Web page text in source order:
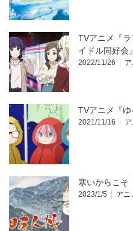
TVアニメ『
イドル同好会
2022/11/26
TVアニメ『
2021/11/16
寒いからこそ
2023/1/5 アニ